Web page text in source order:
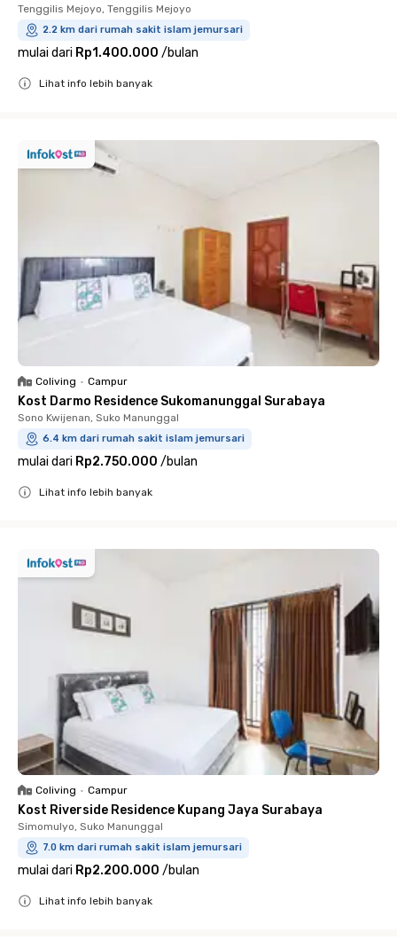
Tenggilis Mejoyo, Tenggilis Mejoyo
2.2 km dari rumah sakit islam jemursari
mulai dari Rp1.400.000 /bulan
Lihat info lebih banyak
Coliving • Campur
Kost Darmo Residence Sukomanunggal Surabaya
Sono Kwijenan, Suko Manunggal
6.4 km dari rumah sakit islam jemursari
mulai dari Rp2.750.000 /bulan
Lihat info lebih banyak
Coliving • Campur
Kost Riverside Residence Kupang Jaya Surabaya
Simomulyo, Suko Manunggal
7.0 km dari rumah sakit islam jemursari
mulai dari Rp2.200.000 /bulan
Lihat info lebih banyak